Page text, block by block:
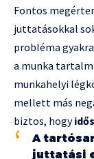
Fontos
juttatásokkal
probléma
a munka
munkahelyi
mellett más
biztos, hogy
A
juttatási